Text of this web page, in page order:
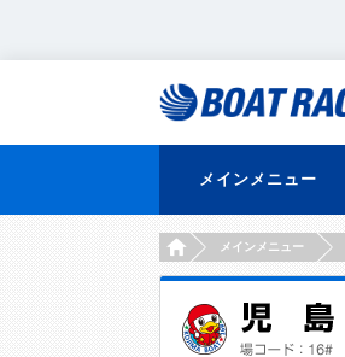
メインメニュー
HOMEメインメニュー